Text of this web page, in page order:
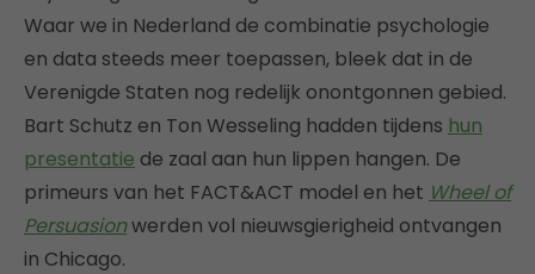
Waar we in Nederland de combinatie psychologie
en data steeds meer toepassen, bleek dat in de
Verenigde Staten nog redelijk onontgonnen gebied.
Bart Schutz en Ton Wesseling hadden tijdens hun
presentatie de zaal aan hun lippen hangen. De
primeurs van het FACT&ACT model en het Wheel of
Persuasionwerden vol nieuwsgierigheid ontvangen
in Chicago.